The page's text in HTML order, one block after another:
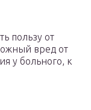
пользу от
вред от
у больного, к